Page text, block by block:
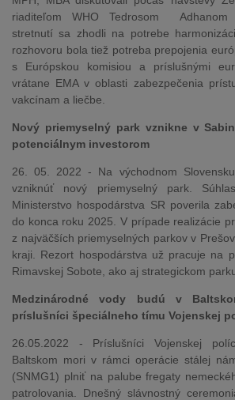
riaditeľom WHO Tedrosom Adhanom
stretnutí sa zhodli na potrebe
rozhovoru bola tiež potreba prepojenia
s Európskou komisiou a príslušnými
vrátane EMA v oblasti zabezpečenia
vakcínam a liečbe.
Nový priemyselný park vznikne v
potenciálnym investorom
26. 05. 2022 - Na východnom
vzniknúť nový priemyselný park.
Ministerstvo hospodárstva SR poverila
do konca roku 2025. V prípade realizácie
z najväčších priemyselných parkov v
kraji. Rezort hospodárstva už pracuje na
Rimavskej Sobote, ako aj strategickom
Medzinárodné vody budú v
príslušníci špeciálneho tímu Vojenskej
26.05.2022 - Príslušníci Vojenskej
Baltskom mori v rámci operácie stálej
(SNMG1) plniť na palube fregaty
patrolovania. Dnešný slávnostný